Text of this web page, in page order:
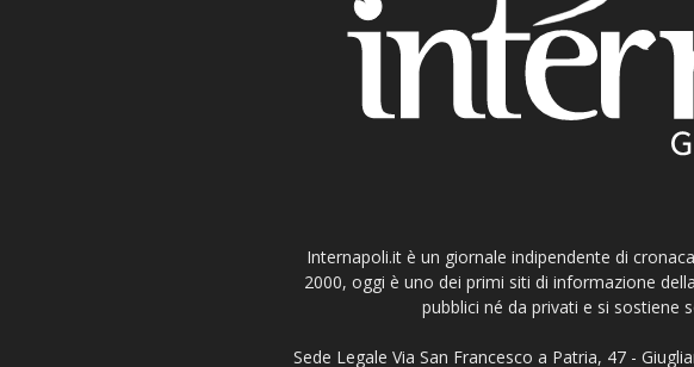
Internapoli.it è un giornale indipendente di
2000, oggi è uno dei primi siti di informazione
pubblici né da privati e si sostiene
Sede Legale Via San Francesco a Patria, 47 -